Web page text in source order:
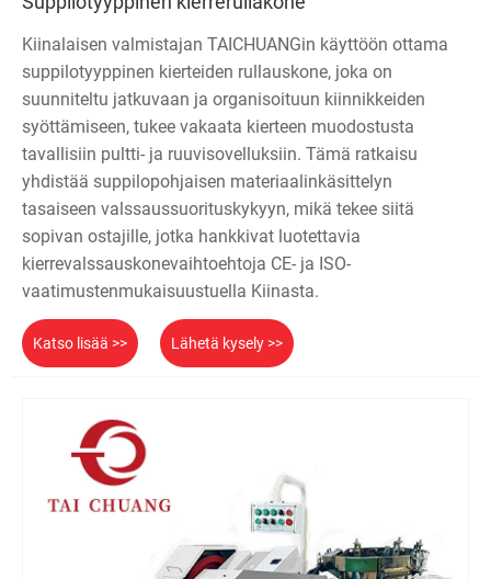
Kiinalaisen valmistajan TAICHUANGin käyttöön ottama
suppilotyyppinen kierteiden rullauskone, joka on
suunniteltu jatkuvaan ja organisoituun kiinnikkeiden
syöttämiseen, tukee vakaata kierteen muodostusta
tavallisiin pultti- ja ruuvisovelluksiin. Tämä ratkaisu
yhdistää suppilopohjaisen materiaalinkäsittelyn
tasaiseen valssaussuorituskykyyn, mikä tekee siitä
sopivan ostajille, jotka hankkivat luotettavia
kierrevalssauskonevaihtoehtoja CE- ja ISO-
vaatimustenmukaisuustuella Kiinasta.
Katso lisää >> Lähetä kysely >>